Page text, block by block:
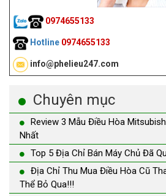
0974655133
Hotline 0974655133
info@phelieu247.com
Chuyên mục
Review 3 Mẫu Điều Hòa
Nhất
Top 5 Địa Chỉ Bán Máy Chủ Đã
Địa Chỉ Thu Mua Điều Hòa Cũ
Thể Bỏ Qua!!!